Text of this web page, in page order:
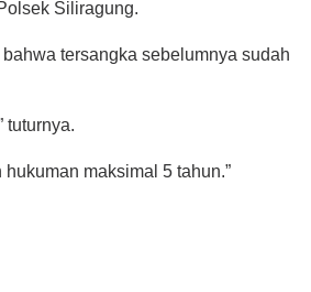
Siliragung.
tersangka sebelumnya sudah
tuturnya.
maksimal 5 tahun.”